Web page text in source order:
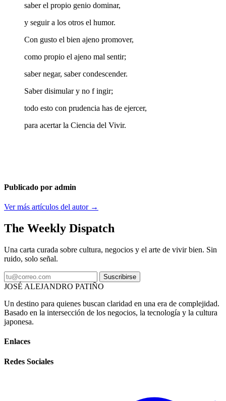
saber el propio genio dominar,
y seguir a los otros el humor.
Con gusto el bien ajeno promover,
como propio el ajeno mal sentir;
saber negar, saber condescender.
Saber disimular y no f ingir;
todo esto con prudencia has de ejercer,
para acertar la Ciencia del Vivir.
Publicado por admin
Ver más artículos del autor →
The Weekly Dispatch
Una carta curada sobre cultura, negocios y el arte de vivir bien. Sin
ruido, solo señal.
Suscribirse
JOSÉ ALEJANDRO PATIÑO
Un destino para quienes buscan claridad en una era de complejidad.
Basado en la intersección de los negocios, la tecnología y la cultura
japonesa.
Enlaces
Redes Sociales